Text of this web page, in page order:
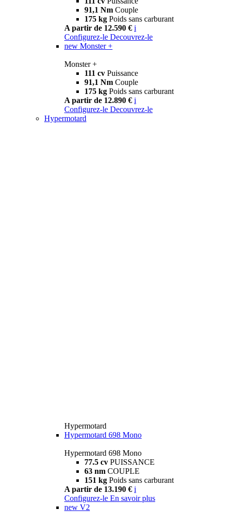
91,1 Nm Couple
175 kg Poids sans carburant
A partir de 12.590 € i
Configurez-le Decouvrez-le
new Monster +
Monster +
111 cv Puissance
91,1 Nm Couple
175 kg Poids sans carburant
A partir de 12.890 € i
Configurez-le Decouvrez-le
Hypermotard
Hypermotard
Hypermotard 698 Mono
Hypermotard 698 Mono
77.5 cv PUISSANCE
63 nm COUPLE
151 kg Poids sans carburant
A partir de 13.190 € i
Configurez-le En savoir plus
new V2